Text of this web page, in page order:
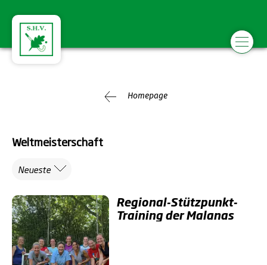
Homepage
Weltmeisterschaft
Neueste
Regional-Stützpunkt-
Training der Malanas